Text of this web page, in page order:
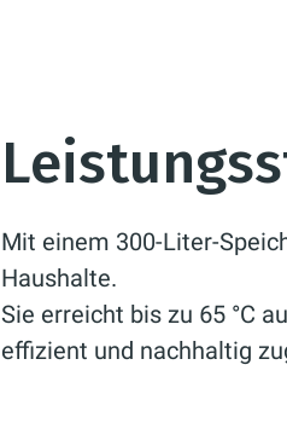
Mit einem 300-Liter-
Haushalte.
Sie erreicht bis zu 65 °C
effizient und nachhaltig